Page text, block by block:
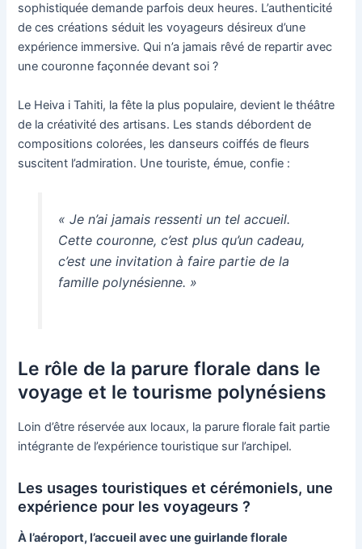
sophistiquée demande parfois deux heures. L’authenticité
de ces créations séduit les voyageurs désireux d’une
expérience immersive. Qui n’a jamais rêvé de repartir avec
une couronne façonnée devant soi ?
Le Heiva i Tahiti, la fête la plus populaire, devient le théâtre
de la créativité des artisans. Les stands débordent de
compositions colorées, les danseurs coiffés de fleurs
suscitent l’admiration. Une touriste, émue, confie :
« Je n’ai jamais ressenti un tel accueil.
Cette couronne, c’est plus qu’un cadeau,
c’est une invitation à faire partie de la
famille polynésienne. »
Le rôle de la parure florale dans le
voyage et le tourisme polynésiens
Loin d’être réservée aux locaux, la parure florale fait partie
intégrante de l’expérience touristique sur l’archipel.
Les usages touristiques et cérémoniels, une
expérience pour les voyageurs ?
À l’aéroport, l’accueil avec une guirlande florale